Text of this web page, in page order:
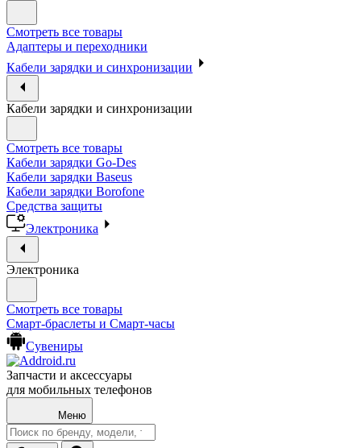
Смотреть все товары
Адаптеры и переходники
Кабели зарядки и синхронизации
Кабели зарядки и синхронизации
Смотреть все товары
Кабели зарядки Go-Des
Кабели зарядки Baseus
Кабели зарядки Borofone
Средства защиты
Электроника
Электроника
Смотреть все товары
Смарт-браслеты и Смарт-часы
Сувениры
Запчасти и аксессуары
для мобильных телефонов
Меню